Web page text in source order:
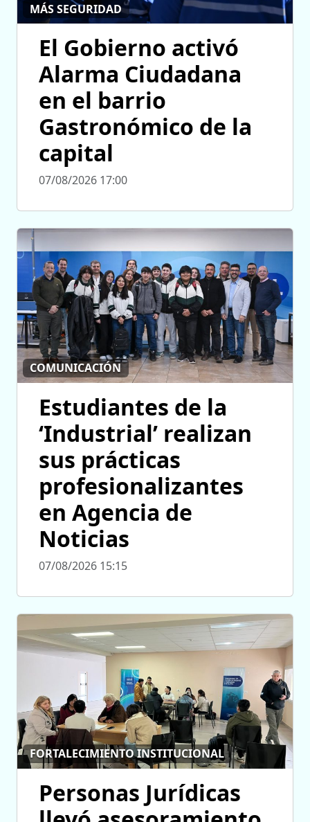
MÁS SEGURIDAD
El Gobierno activó
Alarma Ciudadana
en el barrio
Gastronómico de la
capital
07/08/2026 17:00
COMUNICACIÓN
Estudiantes de la
‘Industrial’ realizan
sus prácticas
profesionalizantes
en Agencia de
Noticias
07/08/2026 15:15
FORTALECIMIENTO INSTITUCIONAL
Personas Jurídicas